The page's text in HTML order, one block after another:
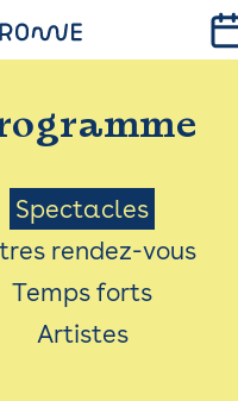
Spectacles
rendez-vous
Temps forts
Artistes